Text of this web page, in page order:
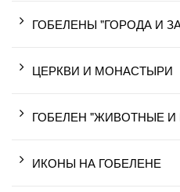
ГОБЕЛЕНЫ "ГОРОДА И
ЦЕРКВИ И МОНАСТЫРИ
ГОБЕЛЕН "ЖИВОТНЫЕ
ИКОНЫ НА ГОБЕЛЕНЕ